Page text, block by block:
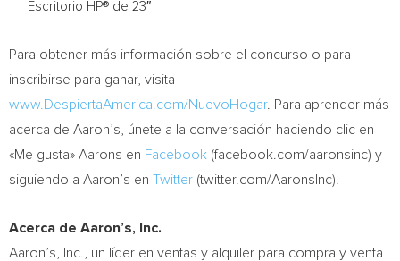
Escritorio HP® de 23″
Para obtener más información sobre el concurso o para
inscribirse para ganar, visita
www.DespiertaAmerica.com/NuevoHogar. Para aprender más
acerca de Aaron’s, únete a la conversación haciendo clic en
«Me gusta» Aarons en Facebook (facebook.com/aaronsinc) y
siguiendo a Aaron’s en Twitter (twitter.com/AaronsInc).
Acerca de Aaron’s, Inc.
Aaron’s, Inc., un líder en ventas y alquiler para compra y venta